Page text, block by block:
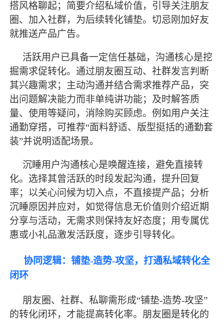
搭风格聊起；简要介绍私域价值，引导关注朋友
圈、加入社群，为后续转化铺垫。切忌刚加好友
就推送产品广告。
活跃用户已具备一定信任基础，沟通核心是挖
掘需求促转化。通过朋友圈互动、社群发言判断
其兴趣需求；主动沟通并结合需求推荐产品，突
出问题解决能力而非单纯讲功能；及时解答质
量、使用等疑问，消除购买顾虑。例如用户关注
通勤穿搭，可推荐“面料舒适、版型挺括的通勤套
装”并说明适配场景。
沉睡用户沟通核心是唤醒连接，避免直接转
化。选择其曾活跃的时段发起沟通，提升回复
率；以关心问候为切入点，不直接提产品；分析
沉睡原因并应对，如觉得信息无价值则介绍近期
分享与活动，无需求则保持友好态度；用专属优
惠或小礼品激发活跃度，逐步引导转化。
协同逻辑：铺垫-造势-攻坚，打通私域转化全
闭环
朋友圈、社群、私聊需形成“铺垫-造势-攻坚”
的转化闭环，才能提高转化率。朋友圈是转化的